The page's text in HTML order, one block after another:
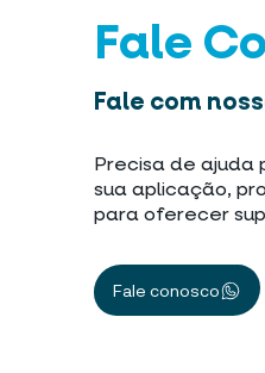
Fale
Fale com
Precisa de ajuda
sua aplicação,
para oferecer
Fale conosco